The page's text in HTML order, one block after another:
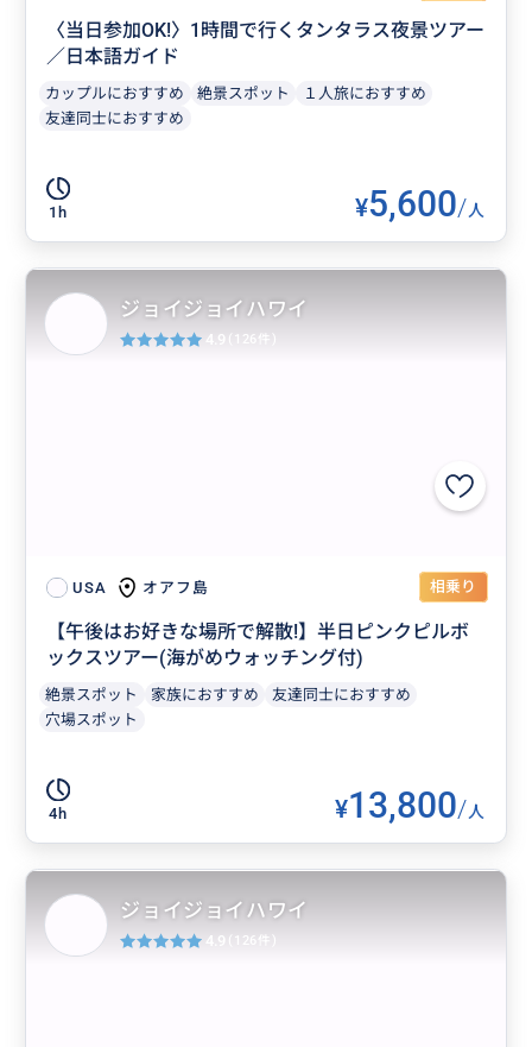
〈当日参加OK!〉1時間で行くタンタラス夜景ツアー
／日本語ガイド
カップルにおすすめ 絶景スポット
１人旅におすすめ
友達同士におすすめ
1h ¥5,600/人
USA オアフ島 相乗り
【午後はお好きな場所で解散!】半日ピンクピルボ
ックスツアー(海がめウォッチング付)
絶景スポット 家族におすすめ
友達同士におすすめ
穴場スポット
4h ¥13,800/人
ジョイジョイハワイ
4.9 (126件)
ジョイジョイハワイ
4.9 (126件)